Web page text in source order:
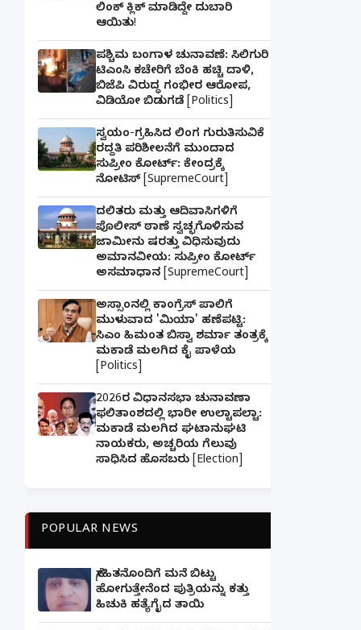
ಲಿಂಕ್ ಕ್ಲಿಕ್ ಮಾಡಿದ್ದೇ ದುಬಾರಿ
ಆಯಿತು!
ಪಶ್ಚಿಮ ಬಂಗಾಳ ಚುನಾವಣೆ: ಸಿಲಿಗುರಿ
ಟಿಎಂಸಿ ಕಚೇರಿಗೆ ಬೆಂಕಿ ಹಚ್ಚಿ ದಾಳಿ,
ಬಿಜೆಪಿ ವಿರುದ್ಧ ಗಂಭೀರ ಆರೋಪ,
ವಿಡಿಯೋ ಬಿಡುಗಡೆ [Politics]
ಸ್ವಯಂ-ಗ್ರಹಿಸಿದ ಲಿಂಗ ಗುರುತಿಸುವಿಕೆ
ರದ್ದತಿ ಪರಿಶೀಲನೆಗೆ ಮುಂದಾದ
ಸುಪ್ರೀಂ ಕೋರ್ಟ್: ಕೇಂದ್ರಕ್ಕೆ
ನೋಟಿಸ್ [SupremeCourt]
ದಲಿತರು ಮತ್ತು ಆದಿವಾಸಿಗಳಿಗೆ
ಪೊಲೀಸ್ ಠಾಣೆ ಸ್ವಚ್ಛಗೊಳಿಸುವ
ಜಾಮೀನು ಷರತ್ತು ವಿಧಿಸುವುದು
ಅಮಾನವೀಯ: ಸುಪ್ರೀಂ ಕೋರ್ಟ್
ಅಸಮಾಧಾನ [SupremeCourt]
ಅಸ್ಸಾಂನಲ್ಲಿ ಕಾಂಗ್ರೆಸ್ ಪಾಲಿಗೆ
ಮುಳುವಾದ 'ಮಿಯಾ' ಹಣೆಪಟ್ಟಿ:
ಸಿಎಂ ಹಿಮಂತ ಬಿಸ್ವಾ ಶರ್ಮಾ ತಂತ್ರಕ್ಕೆ
ಮಕಾಡೆ ಮಲಗಿದ ಕೈ ಪಾಳೆಯ
[Politics]
2026ರ ವಿಧಾನಸಭಾ ಚುನಾವಣಾ
ಫಲಿತಾಂಶದಲ್ಲಿ ಭಾರೀ ಉಲ್ಟಾಪಲ್ಟಾ:
ಮಕಾಡೆ ಮಲಗಿದ ಘಟಾನುಘಟಿ
ನಾಯಕರು, ಅಚ್ಚರಿಯ ಗೆಲುವು
ಸಾಧಿಸಿದ ಹೊಸಬರು [Election]
POPULAR NEWS
ಸ್ನೇಹಿತನೊಂದಿಗೆ ಮನೆ ಬಿಟ್ಟು
ಹೋಗುತ್ತೇನೆಂದ ಪುತ್ರಿಯನ್ನು ಕತ್ತು
ಹಿಚುಕಿ ಹತ್ಯೆಗೈದ ತಾಯಿ